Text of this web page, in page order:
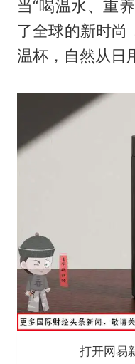
当“喝温水、重
了全球的新时尚
温杯，自然从日
打开网易